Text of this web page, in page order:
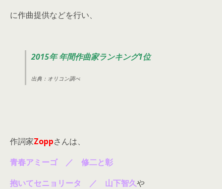
に作曲提供などを行い、
2015年 年間作曲家ランキング1位
出典：オリコン調べ
作詞家Zoppさんは、
青春アミーゴ ／ 修二と彰
抱いてセニョリータ ／ 山下智久や